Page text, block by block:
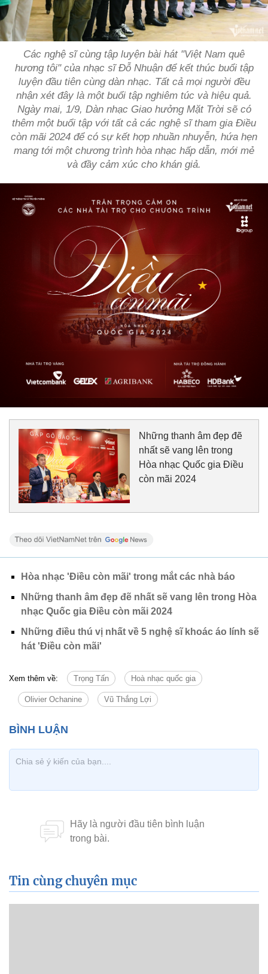
Các nghệ sĩ cùng tập luyện bài hát "Việt Nam quê
hương tôi" của nhạc sĩ Đỗ Nhuận để kết thúc buổi tập
luyện đầu tiên cùng dàn nhạc. Tất cả mọi người đều
nhận xét đây là một buổi tập nghiêm túc và hiệu quả.
Ngày mai, 1/9, Dàn nhạc Giao hưởng Mặt Trời sẽ có
thêm một buổi tập với tất cả các nghệ sĩ tham gia Điều
còn mãi 2024 để có sự kết hợp nhuần nhuyễn, hứa hẹn
mang tới một chương trình hòa nhạc hấp dẫn, mới mẻ
và đầy cảm xúc cho khán giả.
Những thanh âm đẹp đẽ
nhất sẽ vang lên trong
Hòa nhạc Quốc gia Điều
còn mãi 2024
Hòa nhạc 'Điều còn mãi' trong mắt các nhà báo
Những thanh âm đẹp đẽ nhất sẽ vang lên trong Hòa
nhạc Quốc gia Điều còn mãi 2024
Những điều thú vị nhất về 5 nghệ sĩ khoác áo lính sẽ
hát 'Điều còn mãi'
Xem thêm về: Trọng Tấn Hoà nhạc quốc gia
Olivier Ochanine Vũ Thắng Lợi
Tin cùng chuyên mục